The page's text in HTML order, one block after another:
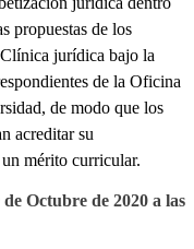
propuestas de los
jurídica bajo la
de la Oficina
de modo que los
acreditar su
mérito curricular.
Octubre de 2020 a las